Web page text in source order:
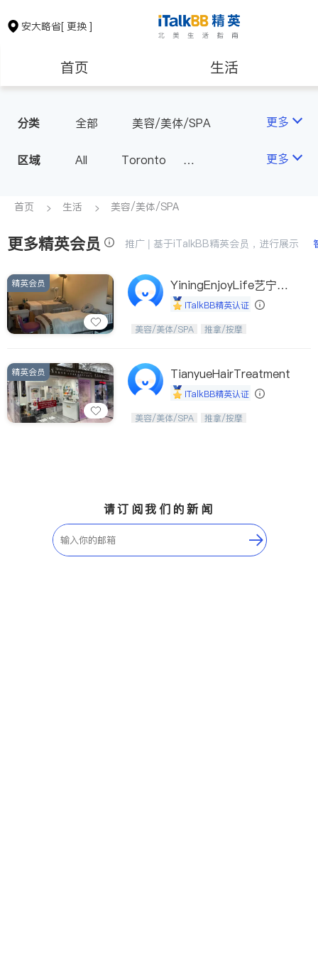
安大略省[ 更换 ]
首页 生活
保险理财
银行贷款
建筑装修
分类 全部 美容/美体/SPA 更多
区域 All
Toronto
Scarborough
North York
Thornhill
Brampton
Kitchener
Newmarket
Etobicoke
Stouffville
Maple
Waterloo
Guelph
Burlington
Ajax
Port Perry
King
ON - Other Cities
更多
首页 生活 美容/美体/SPA
更多精英会员 推广 | 基于iTalkBB精英会员，进行展示
精英会员
YiningEnjoyLife艺宁生
活馆iTalkBB精英认证
从头开始，焕醒生活之美。
美容/美体/SPA 推拿/按摩
精英会员 TianyueHairTreatment
iTalkBB精英认证
美，从头开始；松弛，从艺美开始。
美容/美体/SPA 推拿/按摩
请订阅我们的新闻